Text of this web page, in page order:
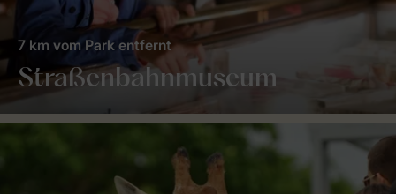
Straßenbahnmuseum
7 km vom Park entfernt